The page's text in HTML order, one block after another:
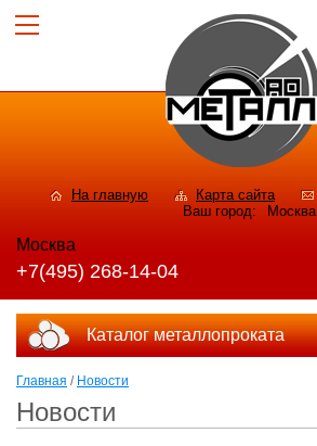
На главную Карта сайта
Ваш город:
Москва
Москва
+7(495) 268-14-04
Каталог металлопроката
Главная / Новости
Новости